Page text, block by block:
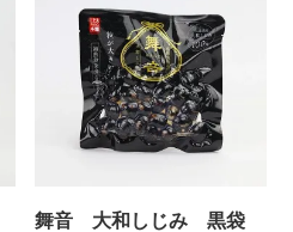
舞音 大和しじみ 黒袋